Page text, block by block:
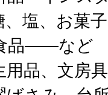
、塩、お菓
品――など
用品、文房